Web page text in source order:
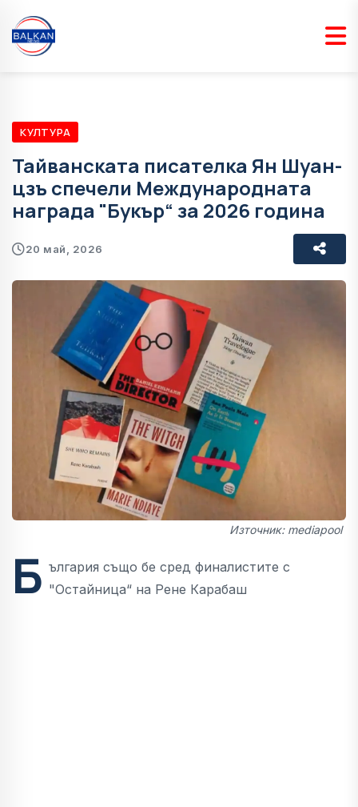
КУЛТУРА
Тайванската писателка Ян Шуан-
цзъ спечели Международната
награда "Букър“ за 2026 година
20 май, 2026
Източник: mediapool
Б ългария също бе сред финалистите с
"Остайница“ на Рене Карабаш